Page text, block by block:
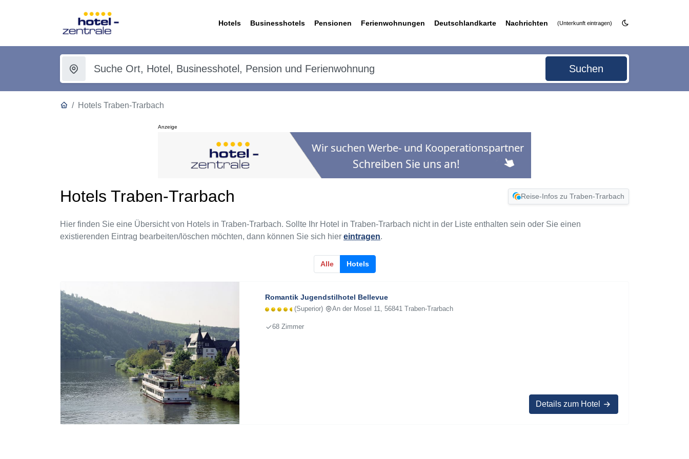
Hotels Businesshotels Pensionen Ferienwohnungen Deutschlandkarte Nachrichten (Unterkunft eintragen)
Suchen
Hotels Traben-Trarbach
Anzeige
Hotels Traben-Trarbach Reise-Infos zu Traben-Trarbach
Hier finden Sie eine Übersicht von Hotels in Traben-Trarbach. Sollte Ihr Hotel in Traben-Trarbach nicht in der Liste enthalten sein oder Sie einen
existierenden Eintrag bearbeiten/löschen möchten, dann können Sie sich hier eintragen.
Alle Hotels
Romantik Jugendstilhotel Bellevue
(Superior) An der Mosel 11, 56841 Traben-Trarbach
68 Zimmer
Details zum Hotel